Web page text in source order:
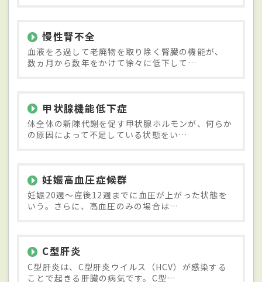
慢性腎不全
血液をろ過して老廃物を取り除く腎臓の機能が、
数ヵ月から数年をかけて徐々に低下して…
甲状腺機能低下症
体全体の新陳代謝を促す甲状腺ホルモンが、何らか
の原因によって不足している状態をい…
妊娠高血圧症候群
妊娠20週～産後12週までに血圧が上がった状態を
いう。さらに、高血圧のみの場合は…
C型肝炎
C型肝炎は、C型肝炎ウイルス（HCV）が感染する
ことで起きる肝臓の病気です。C型…